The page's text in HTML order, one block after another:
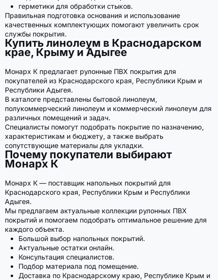
герметики для обработки стыков.
Правильная подготовка основания и использование
качественных комплектующих помогают увеличить срок
службы покрытия.
Купить линолеум в Краснодарском
крае, Крыму и Адыгее
Монарх К предлагает рулонные ПВХ покрытия для
покупателей из Краснодарского края, Республики Крым и
Республики Адыгея.
В каталоге представлены бытовой линолеум,
полукоммерческий линолеум и коммерческий линолеум для
различных помещений и задач.
Специалисты помогут подобрать покрытие по назначению,
характеристикам и бюджету, а также выбрать
сопутствующие материалы для укладки.
Почему покупатели выбирают
Монарх К
Монарх К — поставщик напольных покрытий для
Краснодарского края, Республики Крым и Республики
Адыгея.
Мы предлагаем актуальные коллекции рулонных ПВХ
покрытий и помогаем подобрать оптимальное решение для
каждого объекта.
Большой выбор напольных покрытий.
Актуальные остатки онлайн.
Консультация специалистов.
Подбор материала под помещение.
Доставка по Краснодарскому краю, Республике Крым и